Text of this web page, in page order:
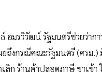
อมรวิวัฒน์ รัฐมนตรีช่วยว่ากา
ยถึงกรณีคณะรัฐมนตรี (ครม.)
ลิก ร้านค้าปลอดภาษี ขาเข้า